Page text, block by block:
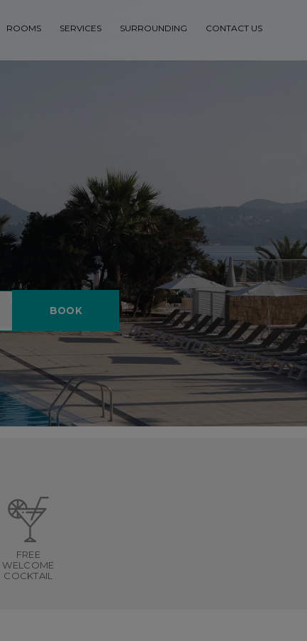
ROOMS SERVICES SURROUNDING CONTACT US
FREE
WELCOME
COCKTAIL